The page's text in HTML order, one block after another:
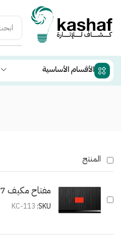
الأقسام الأساسية
المنتج
مفتاح مكيف 7×14 L60
SKU:
KC-113